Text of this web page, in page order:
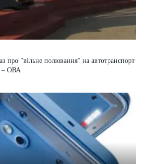
про "вільне полювання" на автотранспорт
– ОВА